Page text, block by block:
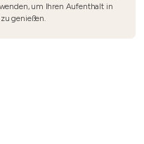
um Ihren Aufenthalt in
genießen.